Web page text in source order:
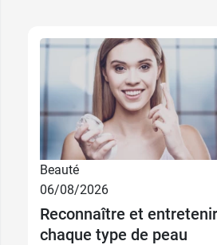
Beauté
06/08/2026
Reconnaître et entretenir
chaque type de peau